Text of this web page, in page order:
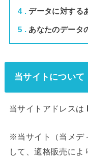
4 データに対する
5 あなたのデータ
当サイトについて
当サイトアドレスは
※当サイト（当メデ
して、適格販売によ